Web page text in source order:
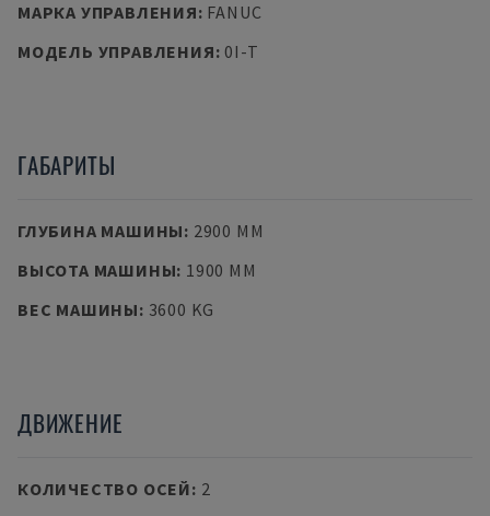
МАРКА УПРАВЛЕНИЯ: FANUC
МОДЕЛЬ УПРАВЛЕНИЯ: 0I-T
ГАБАРИТЫ
ГЛУБИНА МАШИНЫ: 2900 MM
ВЫСОТА МАШИНЫ: 1900 MM
ВЕС МАШИНЫ: 3600 KG
ДВИЖЕНИЕ
КОЛИЧЕСТВО ОСЕЙ: 2